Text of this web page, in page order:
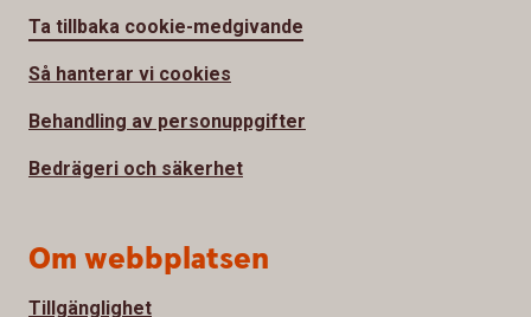
Ta tillbaka cookie-medgivande
Så hanterar vi cookies
Behandling av personuppgifter
Bedrägeri och säkerhet
Om webbplatsen
Tillgänglighet